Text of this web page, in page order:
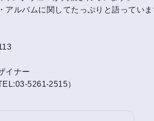
アルバムに関してたっぷりと語ってい
イナー
5261-2515）